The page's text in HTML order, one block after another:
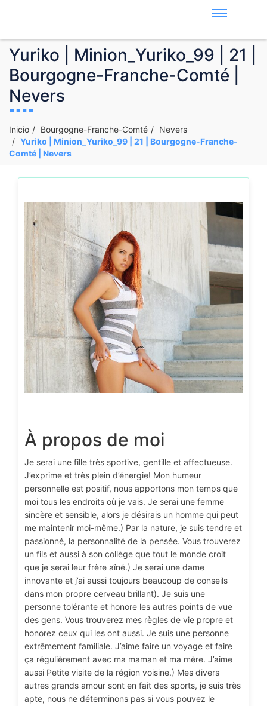
Yuriko | Minion_Yuriko_99 | 21 |
Bourgogne-Franche-Comté |
Nevers
Inicio Bourgogne-Franche-Comté
Nevers
Yuriko | Minion_Yuriko_99 | 21 | Bourgogne-Franche-
Comté | Nevers
À propos de moi
Je serai une fille très sportive, gentille et affectueuse.
J’exprime et très plein d’énergie! Mon humeur
personnelle est positif, nous apportons mon temps que
moi tous les endroits où je vais. Je serai une femme
sincère et sensible, alors je désirais un homme qui peut
me maintenir moi-même.) Par la nature, je suis tendre et
passionné, la personnalité de la pensée. Vous trouverez
un fils et aussi à son collège que tout le monde croit
que je serai leur frère aîné.) Je serai une dame
innovante et j’ai aussi toujours beaucoup de conseils
dans mon propre cerveau brillant). Je suis une
personne tolérante et honore les autres points de vue
des gens. Vous trouverez mes règles de vie propre et
honorez ceux qui les ont aussi. Je suis une personne
extrêmement familiale. J’aime faire un voyage et faire
ça régulièrement avec ma maman et ma mère. J’aime
aussi Petite visite de la région voisine.) Mes divers
autres grands amour sont en fait des sports, je suis très
apte, nous ne déterminons pas si vous pouvez le